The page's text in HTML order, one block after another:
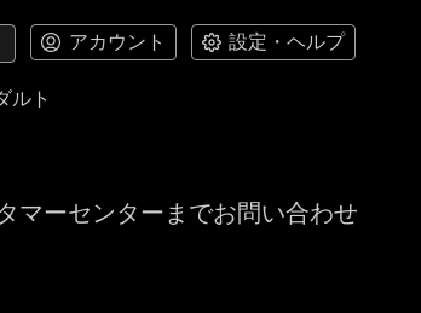
アカウント 設定・ヘルプ
ルト
マーセンターまでお問い合わせ